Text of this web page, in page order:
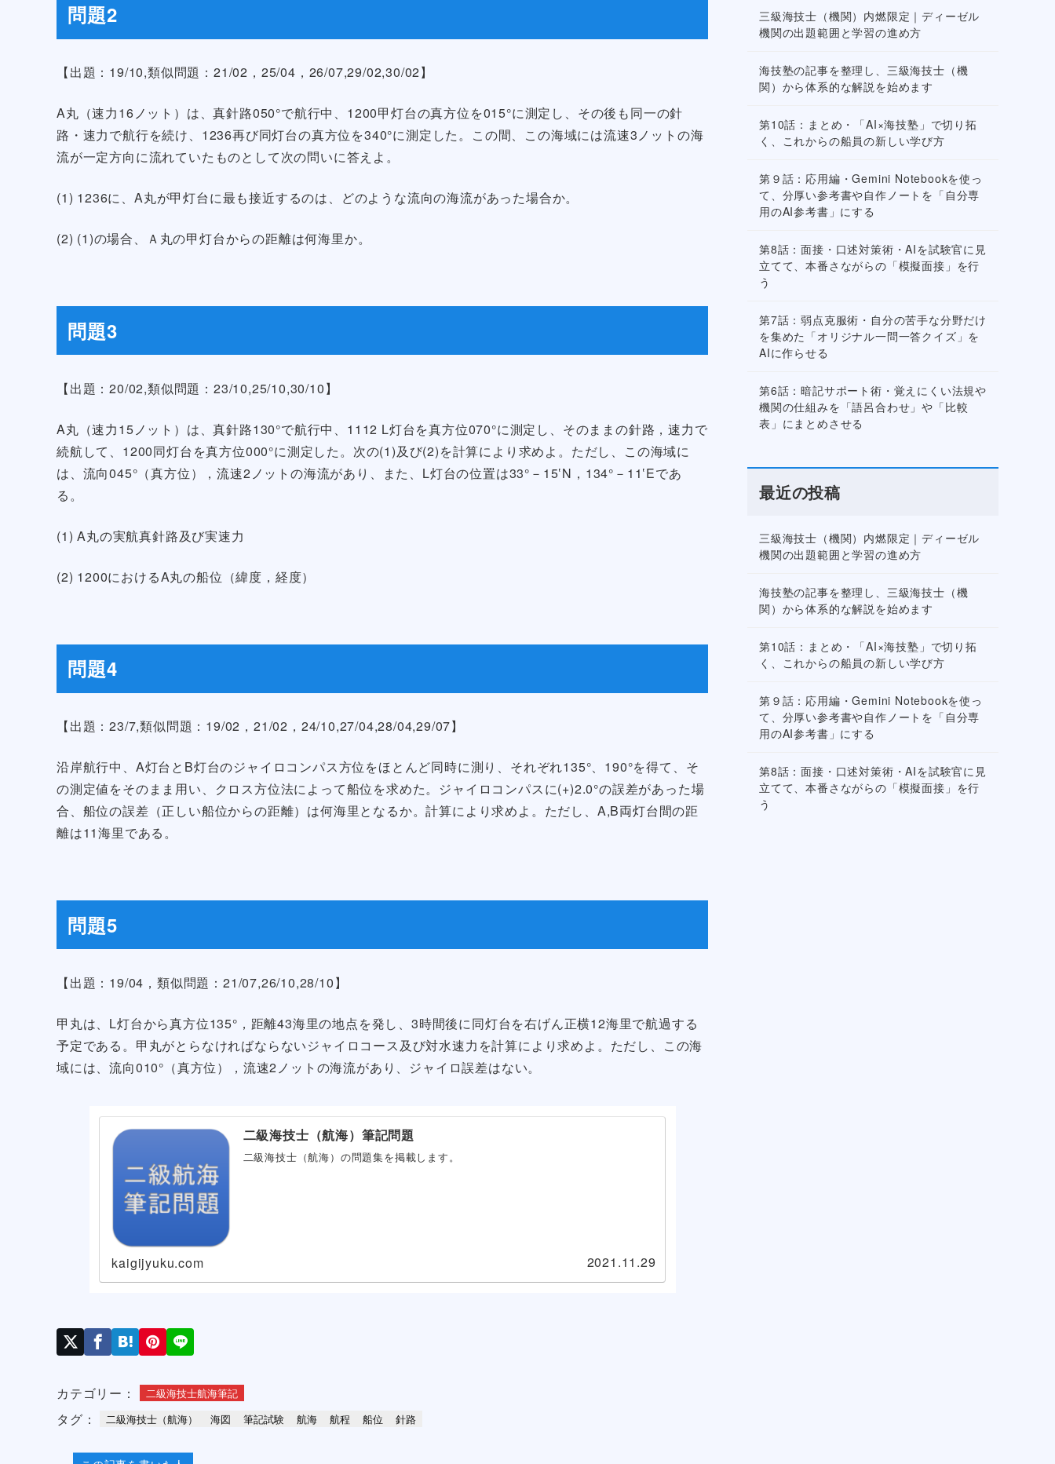
問題2
【出題：19/10,類似問題：21/02，25/04，26/07,29/02,30/02】
A丸（速力16ノット）は、真針路050°で航行中、1200甲灯台の真方位を015°に測定し、その後も同一の針
路・速力で航行を続け、1236再び同灯台の真方位を340°に測定した。この間、この海域には流速3ノットの海
流が一定方向に流れていたものとして次の問いに答えよ。
(1) 1236に、A丸が甲灯台に最も接近するのは、どのような流向の海流があった場合か。
(2) (1)の場合、Ａ丸の甲灯台からの距離は何海里か。
問題3
【出題：20/02,類似問題：23/10,25/10,30/10】
A丸（速力15ノット）は、真針路130°で航行中、1112 L灯台を真方位070°に測定し、そのままの針路，速力で
続航して、1200同灯台を真方位000°に測定した。次の(1)及び(2)を計算により求めよ。ただし、この海域に
は、流向045°（真方位），流速2ノットの海流があり、また、L灯台の位置は33°－15‛N，134°－11‛Eであ
る。
(1) A丸の実航真針路及び実速力
(2) 1200におけるA丸の船位（緯度，経度）
問題4
【出題：23/7,類似問題：19/02，21/02，24/10,27/04,28/04,29/07】
沿岸航行中、A灯台とB灯台のジャイロコンパス方位をほとんど同時に測り、それぞれ135°、190°を得て、そ
の測定値をそのまま用い、クロス方位法によって船位を求めた。ジャイロコンパスに(+)2.0°の誤差があった場
合、船位の誤差（正しい船位からの距離）は何海里となるか。計算により求めよ。ただし、A,B両灯台間の距
離は11海里である。
問題5
【出題：19/04，類似問題：21/07,26/10,28/10】
甲丸は、L灯台から真方位135°，距離43海里の地点を発し、3時間後に同灯台を右げん正横12海里で航過する
予定である。甲丸がとらなければならないジャイロコース及び対水速力を計算により求めよ。ただし、この海
域には、流向010°（真方位），流速2ノットの海流があり、ジャイロ誤差はない。
二級海技士（航海）筆記問題
二級海技士（航海）の問題集を掲載します。
kaigijyuku.com 2021.11.29
カテゴリー： 二級海技士航海筆記
タグ： 二級海技士（航海） 海図 筆記試験 航海 航程 船位 針路
三級海技士（機関）内燃限定｜ディーゼル
機関の出題範囲と学習の進め方
海技塾の記事を整理し、三級海技士（機
関）から体系的な解説を始めます
第10話：まとめ・「AI×海技塾」で切り拓
く、これからの船員の新しい学び方
第９話：応用編・Gemini Notebookを使っ
て、分厚い参考書や自作ノートを「自分専
用のAI参考書」にする
第8話：面接・口述対策術・AIを試験官に見
立てて、本番さながらの「模擬面接」を行
う
第7話：弱点克服術・自分の苦手な分野だけ
を集めた「オリジナル一問一答クイズ」を
AIに作らせる
第6話：暗記サポート術・覚えにくい法規や
機関の仕組みを「語呂合わせ」や「比較
表」にまとめさせる
最近の投稿
三級海技士（機関）内燃限定｜ディーゼル
機関の出題範囲と学習の進め方
海技塾の記事を整理し、三級海技士（機
関）から体系的な解説を始めます
第10話：まとめ・「AI×海技塾」で切り拓
く、これからの船員の新しい学び方
第９話：応用編・Gemini Notebookを使っ
て、分厚い参考書や自作ノートを「自分専
用のAI参考書」にする
第8話：面接・口述対策術・AIを試験官に見
立てて、本番さながらの「模擬面接」を行
う